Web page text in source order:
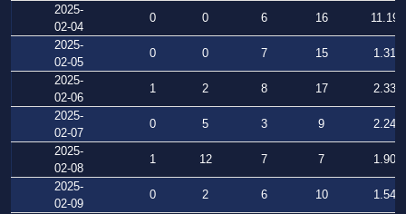
2025-
02-04
0 0 6 16
11.198
2025-
02-05
0 0 7 15
1.319
2025-
02-06
1 2 8 17
2.334
2025-
02-07
0 5 3 9
2.242
2025-
02-08
1 12 7 7
1.907
2025-
02-09
0 2 6 10
1.546